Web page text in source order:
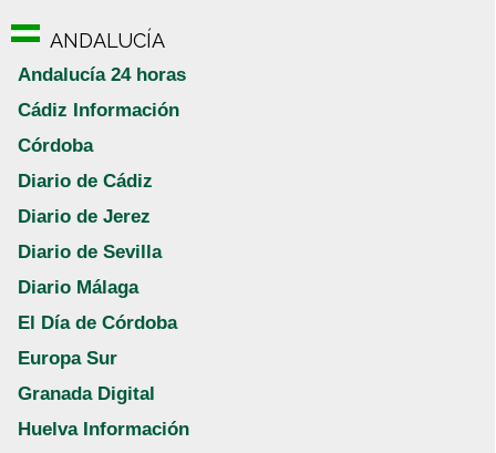
ANDALUCÍA
Andalucía 24 horas
Cádiz Información
Córdoba
Diario de Cádiz
Diario de Jerez
Diario de Sevilla
Diario Málaga
El Día de Córdoba
Europa Sur
Granada Digital
Huelva Información